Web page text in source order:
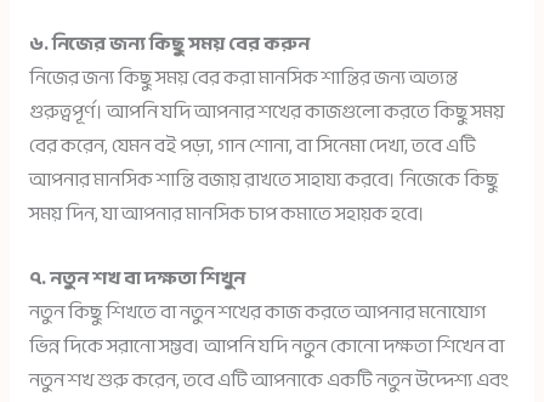
৬. নিজের জন্য কিছু সময় বের করুন
নিজের জন্য কিছু সময় বের করা মানসিক শান্তির জন্য অত্যন্ত
গুরুত্বপূর্ণ। আপনি যদি আপনার শখের কাজগুলো করতে কিছু সময়
বের করেন, যেমন বই পড়া, গান শোনা, বা সিনেমা দেখা, তবে এটি
আপনার মানসিক শান্তি বজায় রাখতে সাহায্য করবে। নিজেকে কিছু
সময় দিন, যা আপনার মানসিক চাপ কমাতে সহায়ক হবে।
৭. নতুন শখ বা দক্ষতা শিখুন
নতুন কিছু শিখতে বা নতুন শখের কাজ করতে আপনার মনোযোগ
ভিন্ন দিকে সরানো সম্ভব। আপনি যদি নতুন কোনো দক্ষতা শিখেন বা
নতুন শখ শুরু করেন, তবে এটি আপনাকে একটি নতুন উদ্দেশ্য এবং